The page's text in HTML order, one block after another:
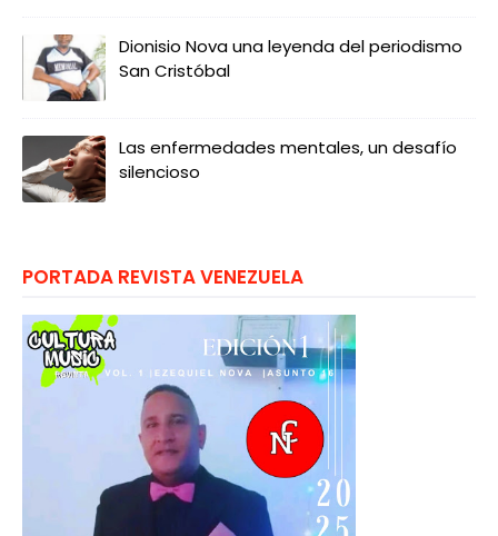
Dionisio Nova una leyenda del periodismo
San Cristóbal
Las enfermedades mentales, un desafío
silencioso
PORTADA REVISTA VENEZUELA